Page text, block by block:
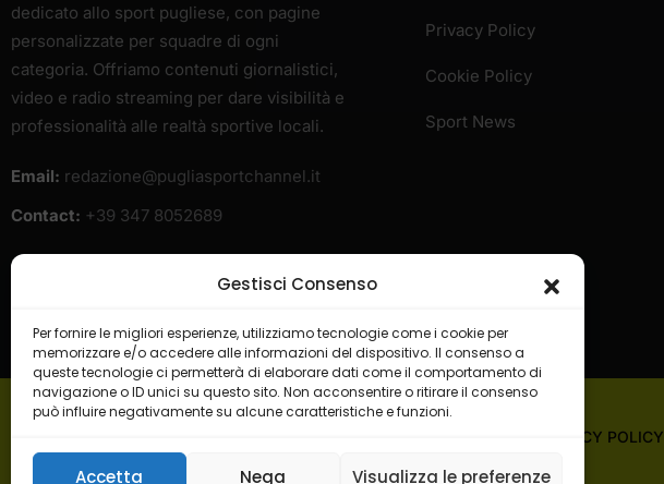
Gestisci Consenso
Per fornire le migliori esperienze, utilizziamo tecnologie come i cookie per
memorizzare e/o accedere alle informazioni del dispositivo. Il consenso a
queste tecnologie ci permetterà di elaborare dati come il comportamento di
navigazione o ID unici su questo sito. Non acconsentire o ritirare il consenso
può influire negativamente su alcune caratteristiche e funzioni.
Accetta Nega Visualizza le preferenze
dedicato allo sport pugliese, con pagine
personalizzate per squadre di ogni
categoria. Offriamo contenuti giornalistici,
video e radio streaming per dare visibilità e
professionalità alle realtà sportive locali.
Email: redazione@pugliasportchannel.it
Contact: +39 347 8052689
Privacy Policy
Cookie Policy
Sport News
PRIVACY POLICY